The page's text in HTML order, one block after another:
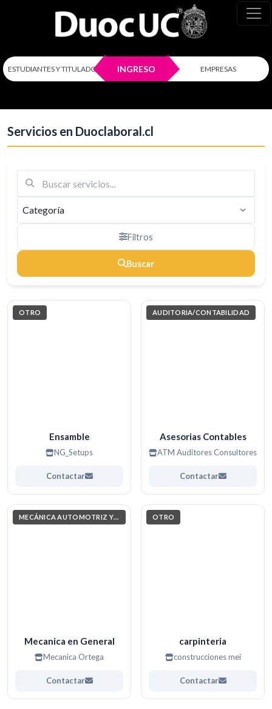
ESTUDIANTES Y TITULADOS INGRESO EMPRESAS
Servicios en Duoclaboral.cl
Filtros
Buscar
Buscar
OTRO
Ensamble
NG_Setups
Contactar
AUDITORIA/CONTABILIDAD
Asesorias Contables
ATM Auditores Consultores
Contactar
MECÁNICA AUTOMOTRIZ Y AUTOTRÓNICA
Mecanica en General
Mecanica Ortega
Contactar
OTRO
carpinteria
construcciones mei
Contactar